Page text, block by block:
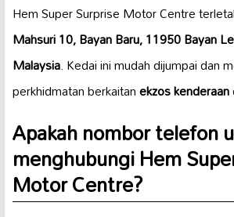
Hem Super Surprise Motor Centre
Mahsuri 10, Bayan Baru, 11950 Bayan
Malaysia. Kedai ini mudah dijumpai dan
perkhidmatan berkaitanekzos kenderaan
Apakah nombor telefon
menghubungi Hem
Motor Centre?